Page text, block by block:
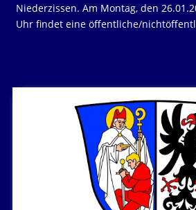
Niederzissen. Am Montag, den
Uhr findet eine öffentliche/